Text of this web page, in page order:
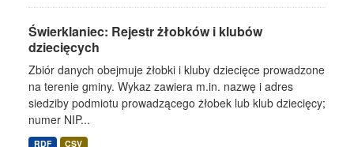
Świerklaniec: Rejestr żłobków i klubów
dziecięcych
Zbiór danych obejmuje żłobki i kluby dziecięce prowadzone
na terenie gminy. Wykaz zawiera m.in. nazwę i adres
siedziby podmiotu prowadzącego żłobek lub klub dziecięcy;
numer NIP...
RDF CSV